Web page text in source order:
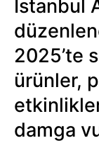
İstanbul
2025’te
ürünler,
damga